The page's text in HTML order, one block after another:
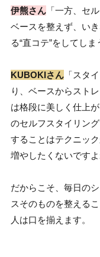
伊熊さん 「一方、セ
ベースを整えず、い
る“直コテ”をしてしま
KUBOKIさん 「スタ
り、ベースからスト
は格段に美しく仕上
のセルフスタイリン
することはテクニッ
増やしたくないですよ
だからこそ、毎日の
スそのものを整える
人は口を揃えます。